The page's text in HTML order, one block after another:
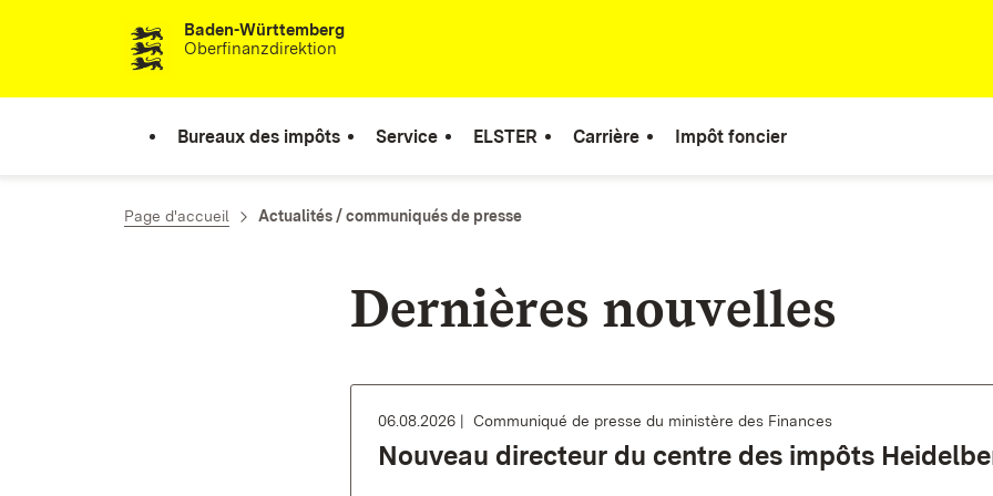
Passer au contenuBaden-Württemberg
Oberfinanzdirektion
Bureaux des impôts Service ELSTER Carrière Impôt foncier
Page d'accueil Actualités / communiqués de presse
Dernières nouvelles
06.08.2026 Communiqué de presse du ministère des Finances
Nouveau directeur du centre des impôts